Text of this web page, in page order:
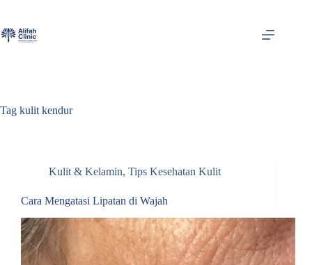
content
Tag kulit kendur
Kulit & Kelamin, Tips Kesehatan Kulit
Cara Mengatasi Lipatan di Wajah